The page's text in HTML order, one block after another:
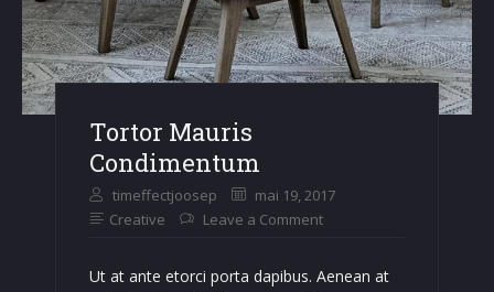
Tortor Mauris
Condimentum
timeffectjoosep
mai 19, 2017
Creative
Leave a Comment
Ut at ante etorci porta dapibus. Aenean at